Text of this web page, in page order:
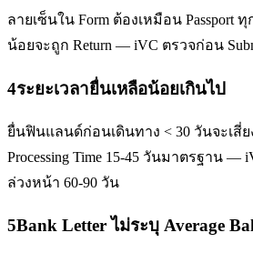
ลายเซ็นใน Form ต้องเหมือน Passport
น้อยจะถูก Return — iVC ตรวจก่อน
4ระยะเวลายื่นเหลือน้อยเกินไป
ยื่นฟินแลนด์ก่อนเดินทาง < 30 วันจะเสี่
Processing Time 15-45 วันมาตรฐาน —
ล่วงหน้า 60-90 วัน
5Bank Letter ไม่ระบุ Average